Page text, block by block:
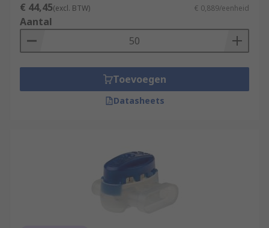
€ 44,45(excl. BTW) € 0,889/eenheid
Aantal
Toevoegen
Datasheets